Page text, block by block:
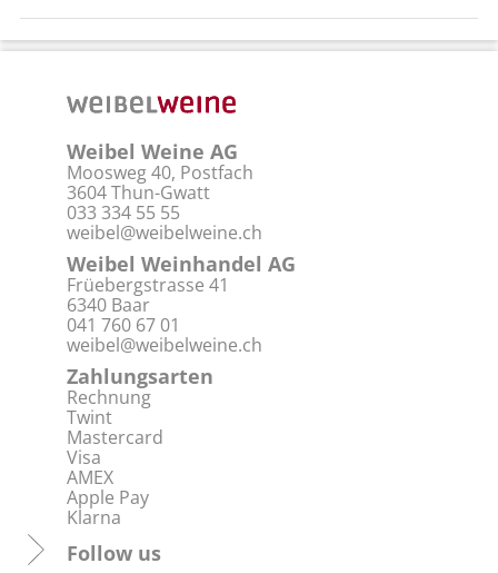
Weibel Weine AG
Moosweg 40, Postfach
3604 Thun-Gwatt
033 334 55 55
weibel@weibelweine.ch
Weibel Weinhandel AG
Früebergstrasse 41
6340 Baar
041 760 67 01
weibel@weibelweine.ch
Zahlungsarten
Rechnung
Twint
Mastercard
Visa
AMEX
Apple Pay
Klarna
Follow us